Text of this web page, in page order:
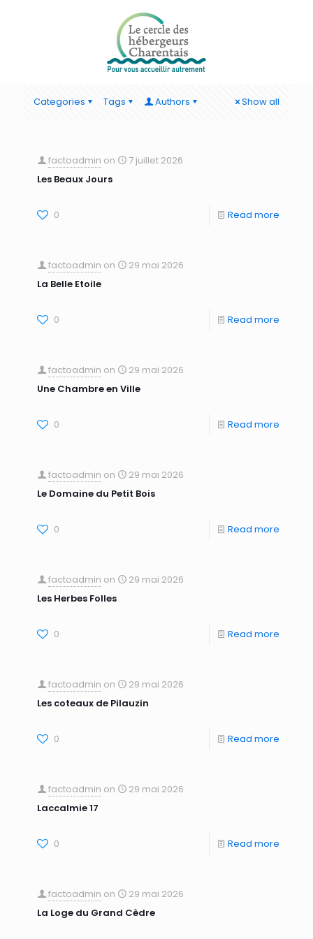
Categories Tags Authors Show all
factoadmin on
7 juillet 2026
Les Beaux Jours
0 Read more
factoadmin on
29 mai 2026
La Belle Etoile
0 Read more
factoadmin on
29 mai 2026
Une Chambre en Ville
0 Read more
factoadmin on
29 mai 2026
Le Domaine du Petit Bois
0 Read more
factoadmin on
29 mai 2026
Les Herbes Folles
0 Read more
factoadmin on
29 mai 2026
Les coteaux de Pilauzin
0 Read more
factoadmin on
29 mai 2026
Laccalmie 17
0 Read more
factoadmin on
29 mai 2026
La Loge du Grand Cèdre